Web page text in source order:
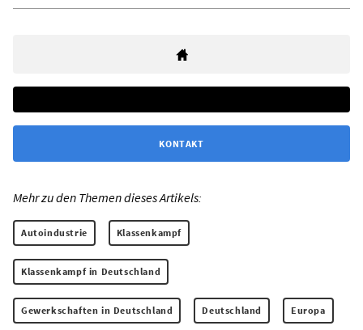
KONTAKT
Mehr zu den Themen dieses Artikels:
Autoindustrie Klassenkampf
Klassenkampf in Deutschland
Gewerkschaften in Deutschland Deutschland Europa